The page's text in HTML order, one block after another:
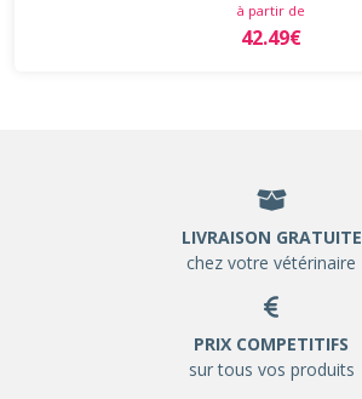
à partir de
42.49€
LIVRAISON GRATUITE
chez votre vétérinaire
PRIX COMPETITIFS
sur tous vos produits